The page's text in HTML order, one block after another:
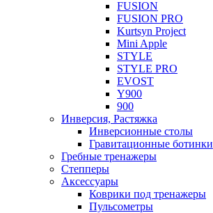
FUSION
FUSION PRO
Kurtsyn Project
Mini Apple
STYLE
STYLE PRO
EVOST
Y900
900
Инверсия, Растяжка
Инверсионные столы
Гравитационные ботинки
Гребные тренажеры
Степперы
Аксессуары
Коврики под тренажеры
Пульсометры